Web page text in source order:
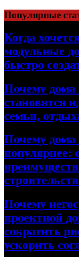
Перейти
к
содержимому
Популярные
Когда
модульные
быстро
Почему дома
становятся
семьи,
Почему дома
популярнее:
Почему
проектной
сократить
ускорить